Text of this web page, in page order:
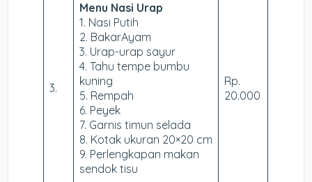
3.
Menu Nasi Urap
1. Nasi Putih
2. BakarAyam
3. Urap-urap sayur
4. Tahu tempe bumbu
kuning
5. Rempah
6. Peyek
7. Garnis timun selada
8. Kotak ukuran 20×20 cm
9. Perlengkapan makan
sendok tisu
Rp.
20.000